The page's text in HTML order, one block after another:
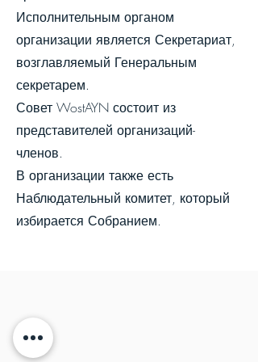
Исполнительным органом
организации является Секретариат,
возглавляемый Генеральным
секретарем.
Совет WostAYN состоит из
представителей организаций-
членов.
В организации также есть
Наблюдательный комитет, который
избирается Собранием.